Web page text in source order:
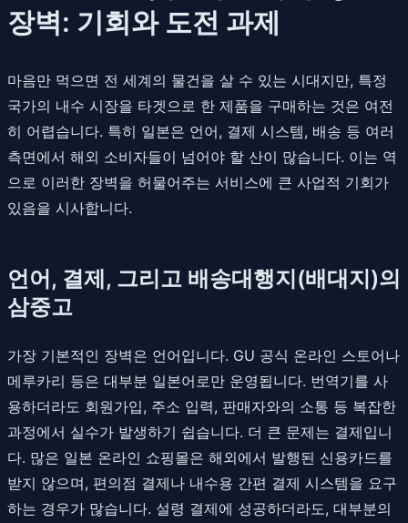
장벽: 기회와 도전 과제
마음만 먹으면 전 세계의 물건을 살 수 있는 시대지만, 특정
국가의 내수 시장을 타겟으로 한 제품을 구매하는 것은 여전
히 어렵습니다. 특히 일본은 언어, 결제 시스템, 배송 등 여러
측면에서 해외 소비자들이 넘어야 할 산이 많습니다. 이는 역
으로 이러한 장벽을 허물어주는 서비스에 큰 사업적 기회가
있음을 시사합니다.
언어, 결제, 그리고 배송대행지(배대지)의
삼중고
가장 기본적인 장벽은 언어입니다. GU 공식 온라인 스토어나
메루카리 등은 대부분 일본어로만 운영됩니다. 번역기를 사
용하더라도 회원가입, 주소 입력, 판매자와의 소통 등 복잡한
과정에서 실수가 발생하기 쉽습니다. 더 큰 문제는 결제입니
다. 많은 일본 온라인 쇼핑몰은 해외에서 발행된 신용카드를
받지 않으며, 편의점 결제나 내수용 간편 결제 시스템을 요구
하는 경우가 많습니다. 설령 결제에 성공하더라도, 대부분의